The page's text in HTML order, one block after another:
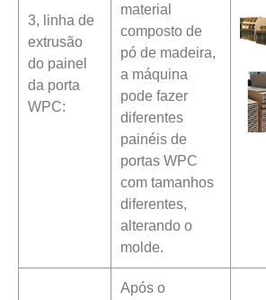
3, linha de
extrusão
do painel
da porta
WPC:
material
composto de
pó de madeira,
a máquina
pode fazer
diferentes
painéis de
portas WPC
com tamanhos
diferentes,
alterando o
molde.
Após o